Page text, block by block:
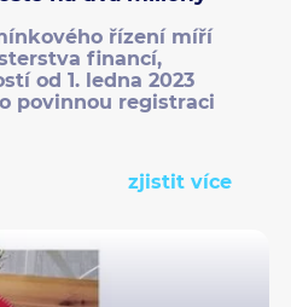
řízení míří
financí,
od 1. ledna 2023
povinnou registraci
zjistit více